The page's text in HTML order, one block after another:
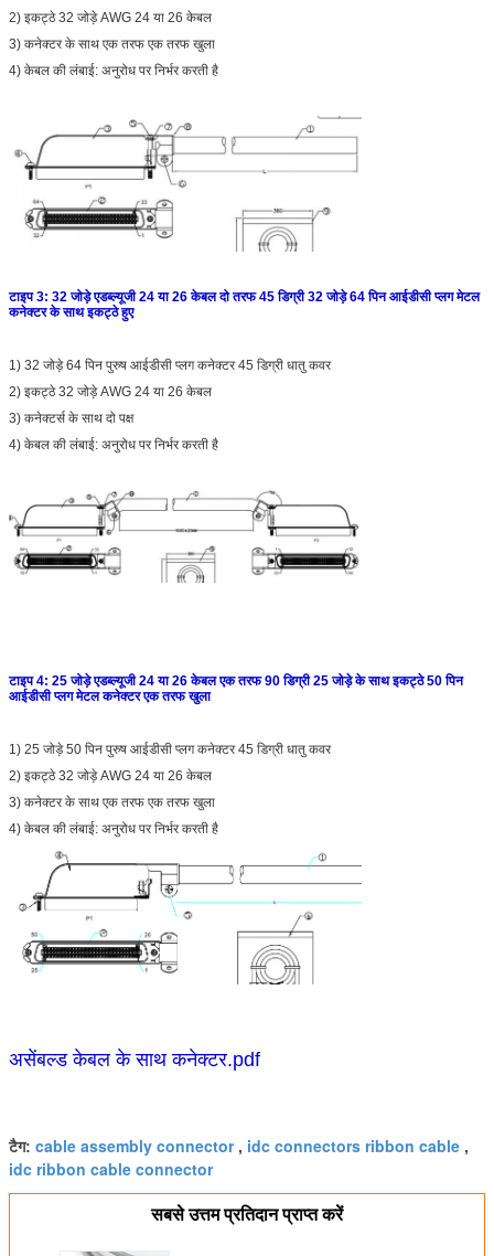
2) इकट्ठे 32 जोड़े AWG 24 या 26 केबल
3) कनेक्टर के साथ एक तरफ एक तरफ खुला
4) केबल की लंबाई: अनुरोध पर निर्भर करती है
टाइप 3: 32 जोड़े एडब्ल्यूजी 24 या 26 केबल दो तरफ 45 डिग्री 32 जोड़े 64 पिन आईडीसी प्लग मेटल
कनेक्टर के साथ इकट्ठे हुए
1) 32 जोड़े 64 पिन पुरुष आईडीसी प्लग कनेक्टर 45 डिग्री धातु कवर
2) इकट्ठे 32 जोड़े AWG 24 या 26 केबल
3) कनेक्टर्स के साथ दो पक्ष
4) केबल की लंबाई: अनुरोध पर निर्भर करती है
टाइप 4: 25 जोड़े एडब्ल्यूजी 24 या 26 केबल एक तरफ 90 डिग्री 25 जोड़े के साथ इकट्ठे 50 पिन
आईडीसी प्लग मेटल कनेक्टर एक तरफ खुला
1) 25 जोड़े 50 पिन पुरुष आईडीसी प्लग कनेक्टर 45 डिग्री धातु कवर
2) इकट्ठे 32 जोड़े AWG 24 या 26 केबल
3) कनेक्टर के साथ एक तरफ एक तरफ खुला
4) केबल की लंबाई: अनुरोध पर निर्भर करती है
असेंबल्ड केबल के साथ कनेक्टर.pdf
टैग: cable assembly connector, idc connectors ribbon cable ,
idc ribbon cable connector
सबसे उत्तम प्रतिदान प्राप्त करें